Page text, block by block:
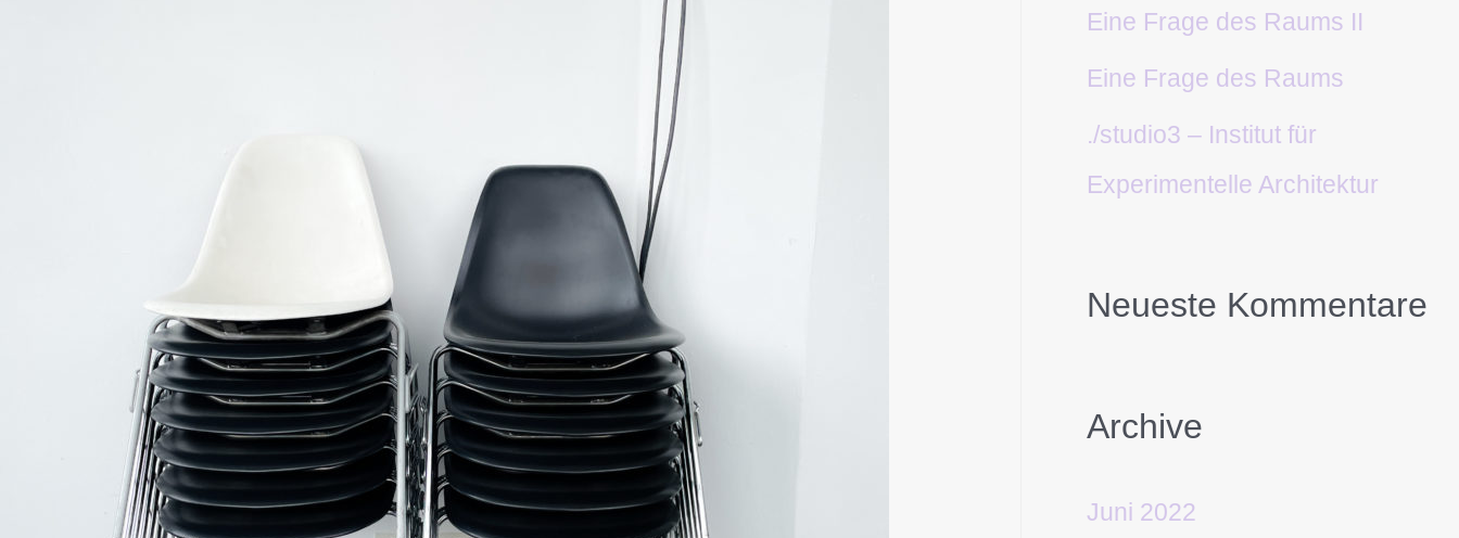
Eine Frage des Raums II
Eine Frage des Raums
./studio3 – Institut für
Experimentelle Architektur
Neueste Kommentare
Archive
Juni 2022